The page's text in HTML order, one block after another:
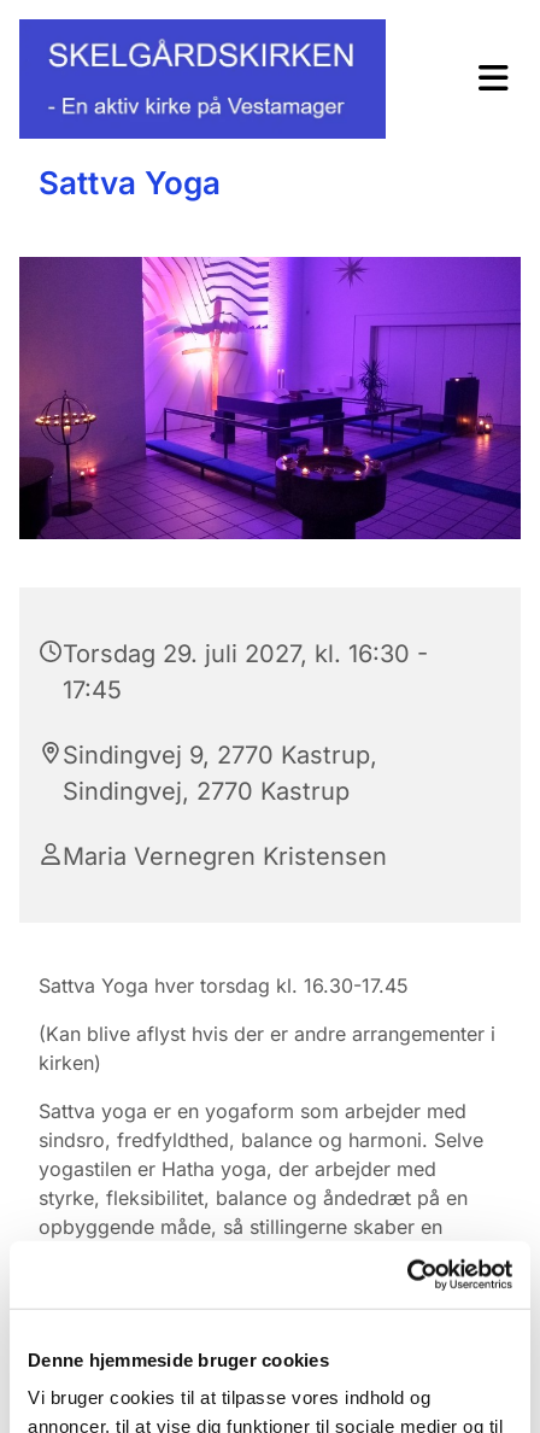
Denne hjemmeside bruger cookies
Vi bruger cookies til at tilpasse vores indhold og
annoncer, til at vise dig funktioner til sociale medier og til
Sattva Yoga
Torsdag 29. juli 2027, kl. 16:30 -
17:45
Sindingvej 9, 2770 Kastrup,
Sindingvej, 2770 Kastrup
Maria Vernegren Kristensen
Sattva Yoga hver torsdag kl. 16.30-17.45
(Kan blive aflyst hvis der er andre arrangementer i
kirken)
Sattva yoga er en yogaform som arbejder med
sindsro, fredfyldthed, balance og harmoni. Selve
yogastilen er Hatha yoga, der arbejder med
styrke, fleksibilitet, balance og åndedræt på en
opbyggende måde, så stillingerne skaber en
Yogaen er gratis. Medbring gerne egen måtte,
kan låne. Kom gerne 10 min. før og find ro i
kirkerummet.